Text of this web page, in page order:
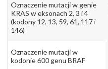
Oznaczenie mutacji w genie
KRAS w eksonach 2, 3 i 4
(kodony 12, 13, 59, 61, 117 i
146)
Oznaczenie mutacji w
kodonie 600 genu BRAF